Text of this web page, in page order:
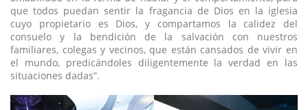
que todos puedan sentir la fragancia de Dios en la iglesia
cuyo propietario es Dios, y compartamos la calidez del
consuelo y la bendición de la salvación con nuestros
familiares, colegas y vecinos, que están cansados de vivir en
el mundo, predicándoles diligentemente la verdad en las
situaciones dadas”.